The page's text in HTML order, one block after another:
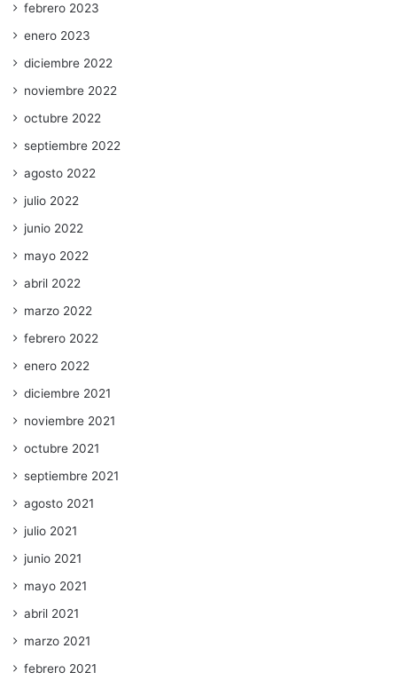
febrero 2023
enero 2023
diciembre 2022
noviembre 2022
octubre 2022
septiembre 2022
agosto 2022
julio 2022
junio 2022
mayo 2022
abril 2022
marzo 2022
febrero 2022
enero 2022
diciembre 2021
noviembre 2021
octubre 2021
septiembre 2021
agosto 2021
julio 2021
junio 2021
mayo 2021
abril 2021
marzo 2021
febrero 2021